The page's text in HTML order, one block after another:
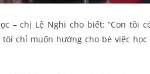
– chị Lệ Nghi cho biết: “Con tôi
chỉ muốn hướng cho bé việc